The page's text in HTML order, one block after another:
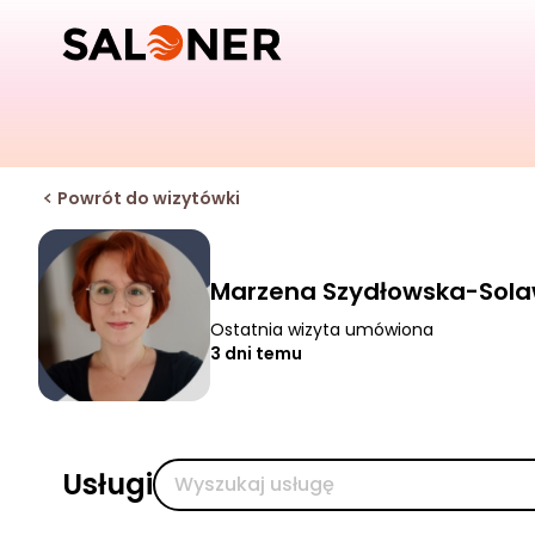
Powrót do wizytówki
Marzena Szydłowska-
Ostatnia wizyta umówiona
3 dni temu
Usługi